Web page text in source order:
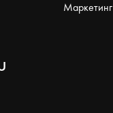
Маркетинг